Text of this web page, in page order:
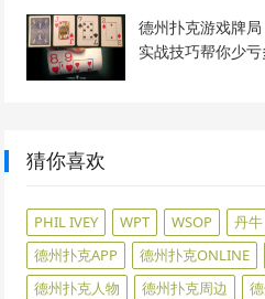
德州扑克游戏牌
实战技巧帮你少亏
猜你喜欢
PHIL IVEY WPT WSOP 丹牛
德州扑克APP
德州扑克ONLINE
德州扑克人物
德州扑克周边